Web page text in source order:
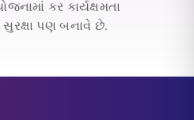
કર કાર્યક્ષમતા
પણ બનાવે છે.